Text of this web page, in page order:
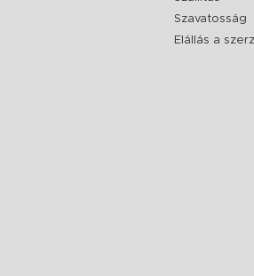
Szavatosság
Elállás a